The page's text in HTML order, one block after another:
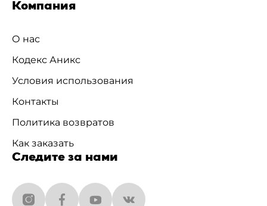
Компания
О нас
Кодекс Аникс
Условия использования
Контакты
Политика возвратов
Как заказать
Следите за нами